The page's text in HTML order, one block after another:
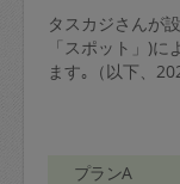
タスカジさんが
「スポット」)
ます｡（以下、
プランA